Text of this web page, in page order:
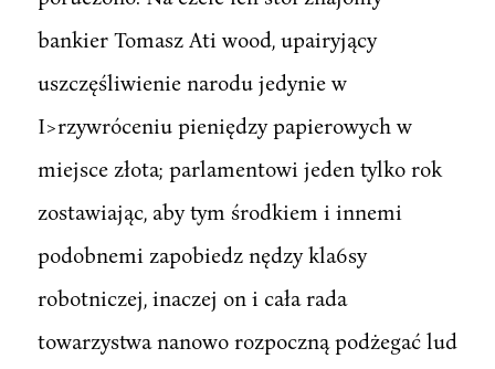
bankier Tomasz Ati wood, upairyjący
uszczęśliwienie narodu jedynie w
I>rzywróceniu pieniędzy papierowych w
miejsce złota; parlamentowi jeden tylko rok
zostawiając, aby tym środkiem i innemi
podobnemi zapobiedz nędzy kla6sy
robotniczej, inaczej on i cała rada
towarzystwa nanowo rozpoczną podżegać lud